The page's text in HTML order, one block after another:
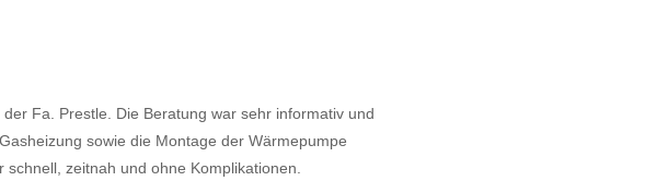
Fa. Prestle. Die Beratung war sehr informativ und
sowie die Montage der Wärmepumpe
zeitnah und ohne Komplikationen.